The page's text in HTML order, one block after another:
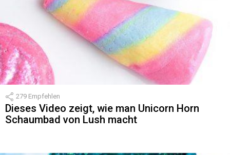
279 Empfehlen
Dieses Video zeigt, wie man Unicorn Horn
Schaumbad von Lush macht